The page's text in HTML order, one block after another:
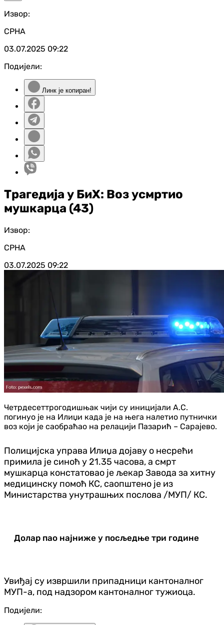
Извор:
СРНА
03.07.2025 09:22
Подијели:
Линк је копиран!
Трагедија у БиХ: Воз усмртио
мушкарца (43)
Извор:
СРНА
03.07.2025 09:22
Четрдесеттрогодишњак чији су иницијали А.С.
погинуо је на Илиџи када је на њега налетио путнички
воз који је саобраћао на релацији Пазарић – Сарајево.
Полицијска управа Илиџа дојаву о несрећи
примила је синоћ у 21.35 часова,а смрт
мушкарца констатовао је љекар Завода за хитну
медицинску помоћ КС, саопштено је из
Министарства унутрашњих послова /МУП/ КС.
Долар пао најниже у посљедње три године
Увиђај су извршили припадници кантоналног
МУП-а, под надзором кантоналног тужиоца.
Подијели: